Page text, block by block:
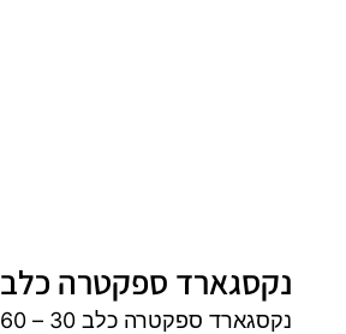
נקסגארד ספקטרה כלב 30 – 60 ק"ג